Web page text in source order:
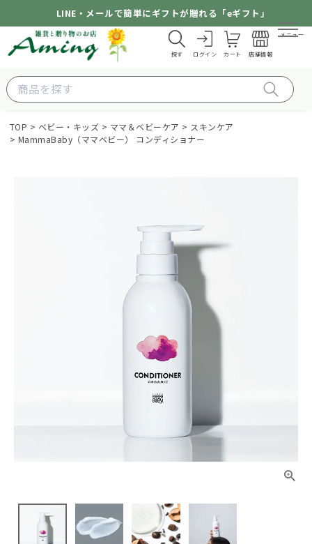
LINE・メールで簡単にギフトが贈れる「eギフト」
探す ログイン カート 店舗情報
メニュー
TOP ベビー・キッズ ママ＆ベビーケア
スキンケア
MammaBaby（ママベビー） コンディショナー